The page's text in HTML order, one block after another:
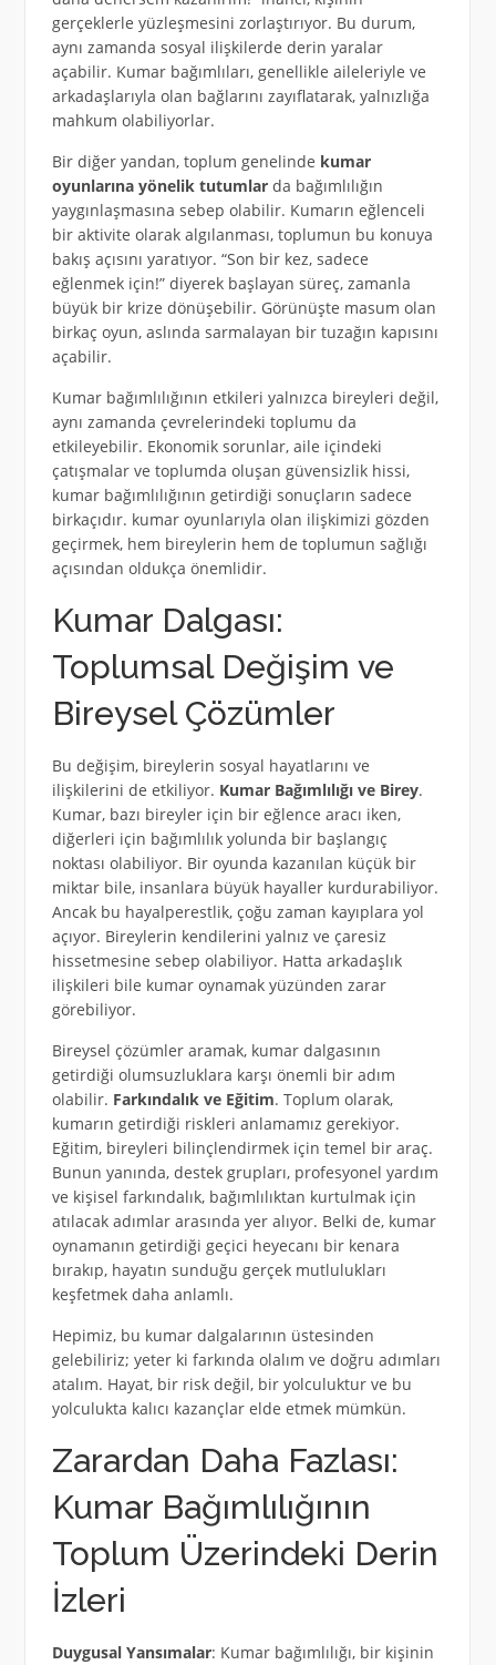
gerçeklerle yüzleşmesini zorlaştırıyor. Bu durum,
aynı zamanda sosyal ilişkilerde derin yaralar
açabilir. Kumar bağımlıları, genellikle aileleriyle ve
arkadaşlarıyla olan bağlarını zayıflatarak, yalnızlığa
mahkum olabiliyorlar.
Bir diğer yandan, toplum genelinde kumar
oyunlarına yönelik tutumlarda bağımlılığın
yaygınlaşmasına sebep olabilir. Kumarın eğlenceli
bir aktivite olarak algılanması, toplumun bu konuya
bakış açısını yaratıyor. “Son bir kez, sadece
eğlenmek için!” diyerek başlayan süreç, zamanla
büyük bir krize dönüşebilir. Görünüşte masum olan
birkaç oyun, aslında sarmalayan bir tuzağın kapısını
açabilir.
Kumar bağımlılığının etkileri yalnızca bireyleri değil,
aynı zamanda çevrelerindeki toplumu da
etkileyebilir. Ekonomik sorunlar, aile içindeki
çatışmalar ve toplumda oluşan güvensizlik hissi,
kumar bağımlılığının getirdiği sonuçların sadece
birkaçıdır. kumar oyunlarıyla olan ilişkimizi gözden
geçirmek, hem bireylerin hem de toplumun sağlığı
açısından oldukça önemlidir.
Kumar Dalgası:
Toplumsal Değişim ve
Bireysel Çözümler
Bu değişim, bireylerin sosyal hayatlarını ve
ilişkilerini de etkiliyor. Kumar Bağımlılığı ve Birey.
Kumar, bazı bireyler için bir eğlence aracı iken,
diğerleri için bağımlılık yolunda bir başlangıç
noktası olabiliyor. Bir oyunda kazanılan küçük bir
miktar bile, insanlara büyük hayaller kurdurabiliyor.
Ancak bu hayalperestlik, çoğu zaman kayıplara yol
açıyor. Bireylerin kendilerini yalnız ve çaresiz
hissetmesine sebep olabiliyor. Hatta arkadaşlık
ilişkileri bile kumar oynamak yüzünden zarar
görebiliyor.
Bireysel çözümler aramak, kumar dalgasının
getirdiği olumsuzluklara karşı önemli bir adım
olabilir. Farkındalık ve Eğitim. Toplum olarak,
kumarın getirdiği riskleri anlamamız gerekiyor.
Eğitim, bireyleri bilinçlendirmek için temel bir araç.
Bunun yanında, destek grupları, profesyonel yardım
ve kişisel farkındalık, bağımlılıktan kurtulmak için
atılacak adımlar arasında yer alıyor. Belki de, kumar
oynamanın getirdiği geçici heyecanı bir kenara
bırakıp, hayatın sunduğu gerçek mutlulukları
keşfetmek daha anlamlı.
Hepimiz, bu kumar dalgalarının üstesinden
gelebiliriz; yeter ki farkında olalım ve doğru adımları
atalım. Hayat, bir risk değil, bir yolculuktur ve bu
yolculukta kalıcı kazançlar elde etmek mümkün.
Zarardan Daha Fazlası:
Kumar Bağımlılığının
Toplum Üzerindeki Derin
İzleri
Duygusal Yansımalar: Kumar bağımlılığı, bir kişinin